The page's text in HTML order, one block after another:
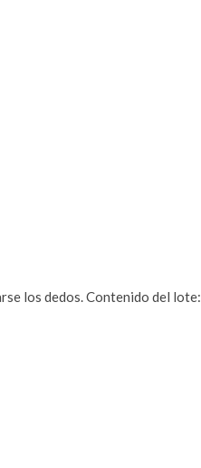
los dedos. Contenido del lote: